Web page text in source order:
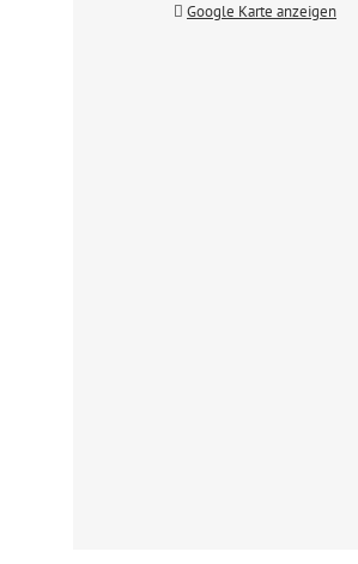
Google Karte anzeigen